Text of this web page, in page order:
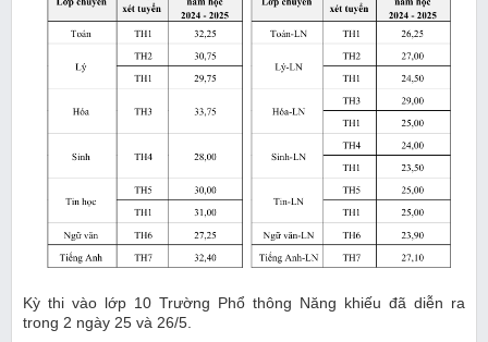
Kỳ thi vào lớp 10 Trường Phổ thông Năng khiếu đã diễn ra
trong 2 ngày 25 và 26/5.